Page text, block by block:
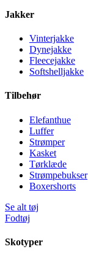
Jakker
Vinterjakke
Dynejakke
Fleecejakke
Softshelljakke
Tilbehør
Elefanthue
Luffer
Strømper
Kasket
Tørklæde
Strømpebukser
Boxershorts
Se alt tøj
Fodtøj
Skotyper